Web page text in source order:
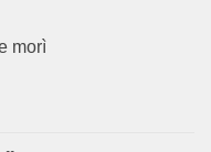
morì